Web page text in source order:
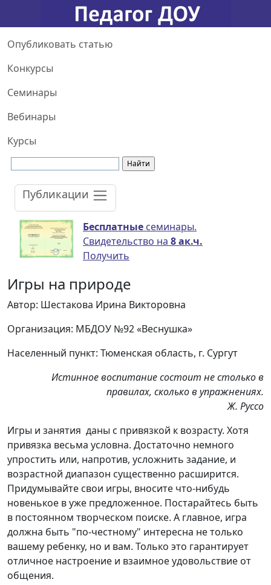
Опубликовать статью
Конкурсы
Семинары
Вебинары
Курсы
Публикации
Бесплатные семинары.
Свидетельство на 8 ак.ч.
Получить
Игры на природе
Автор: Шестакова Ирина Викторовна
Организация: МБДОУ №92 «Веснушка»
Населенный пункт: Тюменская область, г. Сургут
Истинное воспитание состоит не столько в
правилах, сколько в упражнениях.
Ж. Руссо
Игры и занятия даны с привязкой к возрасту. Хотя
привязка весьма условна. Достаточно немного
упростить или, напротив, усложнить задание, и
возрастной диапазон существенно расширится.
Придумывайте свои игры, вносите что-нибудь
новенькое в уже предложенное. Постарайтесь быть
в постоянном творческом поиске. А главное, игра
должна быть "по-честному" интересна не только
вашему ребенку, но и вам. Только это гарантирует
отличное настроение и взаимное удовольствие от
общения.